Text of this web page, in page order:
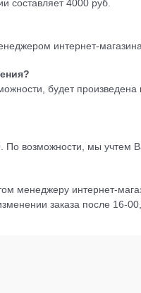
составляет 4000 руб.
интернет-
будет
возможности, мы
менеджеру интернет-
заказа после 16-